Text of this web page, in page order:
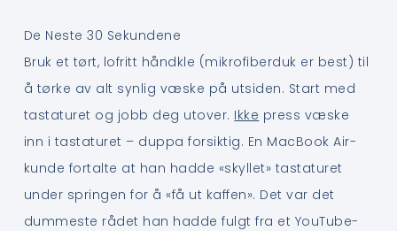
De Neste 30 Sekundene
Bruk et tørt, lofritt håndkle (mikrofiberduk er best) til
å tørke av alt synlig væske på utsiden. Start med
tastaturet og jobb deg utover. Ikke press væske
inn i tastaturet – duppa forsiktig. En MacBook Air-
kunde fortalte at han hadde «skyllet» tastaturet
under springen for å «få ut kaffen». Det var det
dummeste rådet han hadde fulgt fra et YouTube-